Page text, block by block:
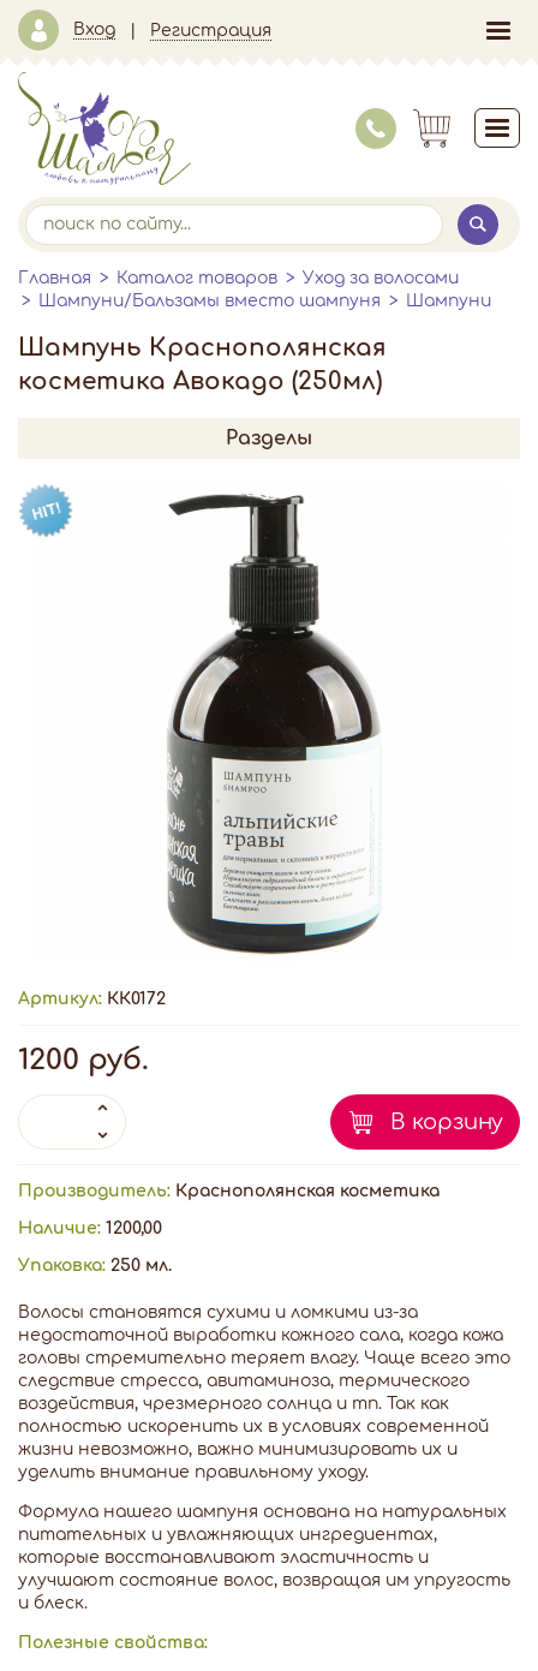
Вход Регистрация
Главная Каталог товаров
Уход за волосами
Шампуни/Бальзамы вместо шампуня
Шампуни
Шампунь Краснополянская
косметика Авокадо (250мл)
Разделы
Артикул: КК0172
1200 руб.
В корзину
Производитель: Краснополянская косметика
Наличие: 1200,00
Упаковка: 250 мл.
Волосы становятся сухими и ломкими из-за
недостаточной выработки кожного сала, когда кожа
головы стремительно теряет влагу. Чаще всего это
следствие стресса, авитаминоза, термического
воздействия, чрезмерного солнца и тп. Так как
полностью искоренить их в условиях современной
жизни невозможно, важно минимизировать их и
уделить внимание правильному уходу.
Формула нашего шампуня основана на натуральных
питательных и увлажняющих ингредиентах,
которые восстанавливают эластичность и
улучшают состояние волос, возвращая им упругость
и блеск.
Полезные свойства: